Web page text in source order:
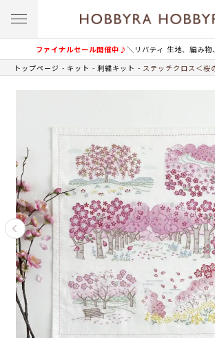
ファイナルセール開催中♪＼リバティ 生地、編み物
トップページ キット 刺繍キット ステッチクロス＜桜